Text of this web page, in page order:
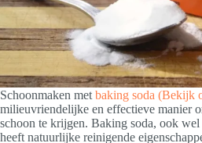
Schoonmaken met baking soda (Bekijk
milieuvriendelijke en effectieve manier
schoon te krijgen. Baking soda, ook
heeft natuurlijke reinigende